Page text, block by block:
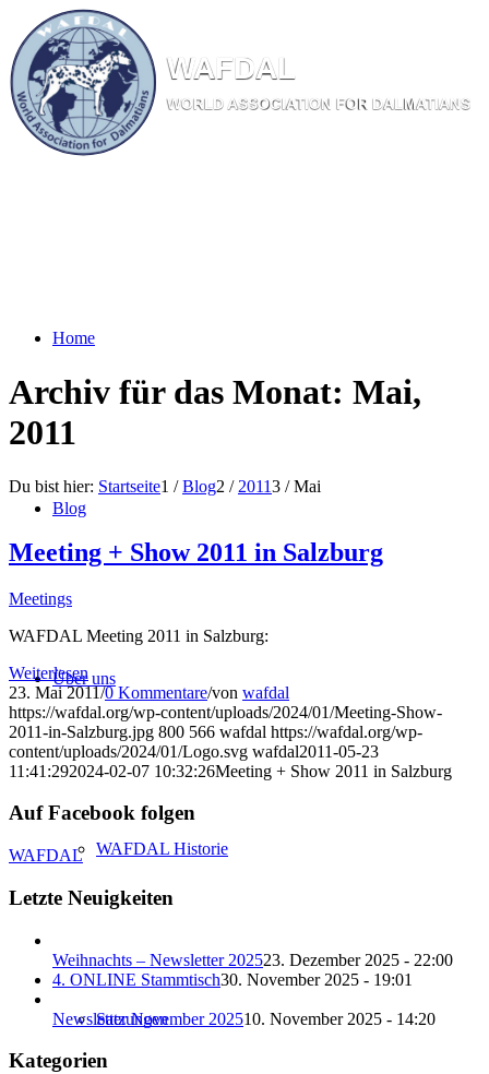
W AFDAL
WORL D ASSOC IATIONFORDALM ATIANS
Home
Blog
Über uns
WAFDAL Historie
Satzungen
Archiv für das Monat: Mai,
2011
Du bist hier: Startseite1 / Blog2 / 20113 / Mai
Meeting + Show 2011 in Salzburg
Meetings
WAFDAL Meeting 2011 in Salzburg:
Weiterlesen
23. Mai 2011/0 Kommentare/von wafdal
https://wafdal.org/wp-content/uploads/2024/01/Meeting-Show-
2011-in-Salzburg.jpg 800 566 wafdal https://wafdal.org/wp-
content/uploads/2024/01/Logo.svg wafdal2011-05-23
11:41:292024-02-07 10:32:26Meeting + Show 2011 in Salzburg
Auf Facebook folgen
WAFDAL
Letzte Neuigkeiten
Weihnachts – Newsletter 202523. Dezember 2025 - 22:00
4. ONLINE Stammtisch30. November 2025 - 19:01
Newsletter November 202510. November 2025 - 14:20
Kategorien